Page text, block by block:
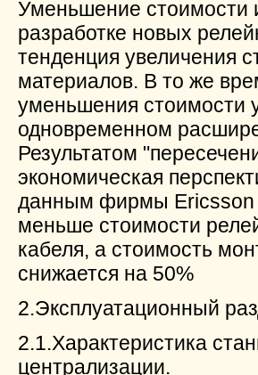
Уменьшение стоимости
разработке новых
тенденция увеличения
материалов. В то же
уменьшения стоимости
одновременном
Результатом
экономическая
данным фирмы Ericsson
меньше стоимости
кабеля, а стоимость
снижается на 50%
2.Эксплуатационный
2.1.Характеристика
централизации.